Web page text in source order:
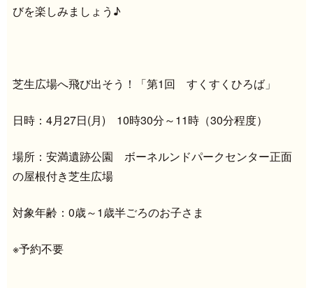
びを楽しみましょう♪
芝生広場へ飛び出そう！「第1回 すくすくひろば」
日時：4月27日(月) 10時30分～11時（30分程度）
場所：安満遺跡公園 ボーネルンドパークセンター正面
の屋根付き芝生広場
対象年齢：0歳～1歳半ごろのお子さま
※予約不要